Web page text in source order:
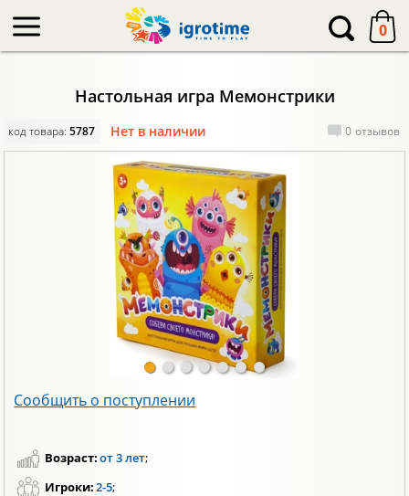
0
Настольная игра Мемонстрики
код товара:5787 Нет в наличии 0 отзывов
Сообщить о поступлении
Возраст:от 3 лет;
Игроки:2-5;